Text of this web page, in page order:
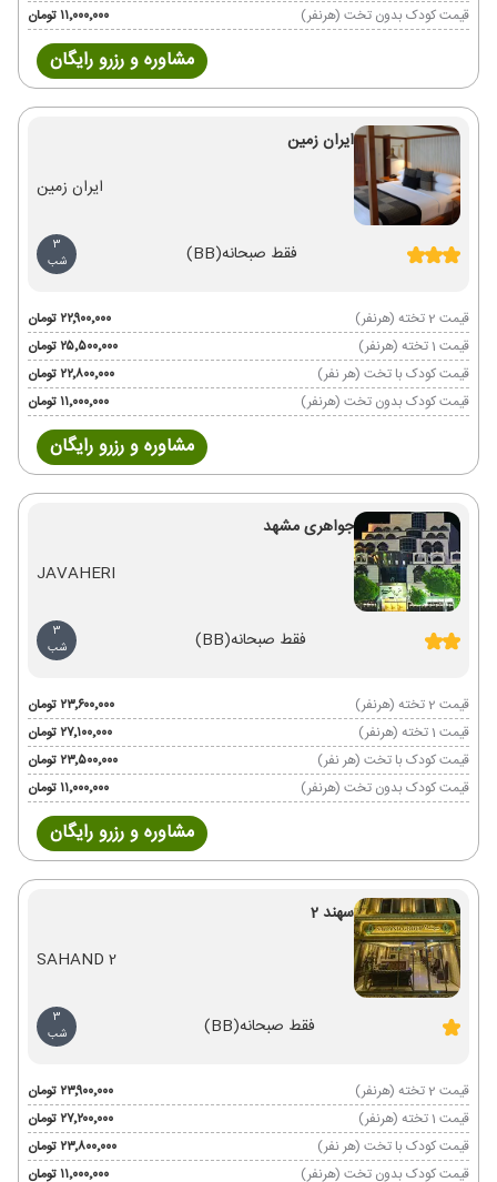
قیمت کودک بدون تخت (هرنفر)
۱۱٬۰۰۰٬۰۰۰ تومان
مشاوره و رزرو رایگان
ایران زمین
ایران زمین
فقط صبحانه(BB)
3
شب
قیمت 2 تخته (هرنفر)
۲۲٬۹۰۰٬۰۰۰ تومان
قیمت 1 تخته (هرنفر)
۲۵٬۵۰۰٬۰۰۰ تومان
قیمت کودک با تخت (هر نفر)
۲۲٬۸۰۰٬۰۰۰ تومان
قیمت کودک بدون تخت (هرنفر)
۱۱٬۰۰۰٬۰۰۰ تومان
مشاوره و رزرو رایگان
جواهری مشهد
JAVAHERI
فقط صبحانه(BB)
3
شب
قیمت 2 تخته (هرنفر)
۲۳٬۶۰۰٬۰۰۰ تومان
قیمت 1 تخته (هرنفر)
۲۷٬۱۰۰٬۰۰۰ تومان
قیمت کودک با تخت (هر نفر)
۲۳٬۵۰۰٬۰۰۰ تومان
قیمت کودک بدون تخت (هرنفر)
۱۱٬۰۰۰٬۰۰۰ تومان
مشاوره و رزرو رایگان
سهند 2
SAHAND 2
فقط صبحانه(BB)
3
شب
قیمت 2 تخته (هرنفر)
۲۳٬۹۰۰٬۰۰۰ تومان
قیمت 1 تخته (هرنفر)
۲۷٬۲۰۰٬۰۰۰ تومان
قیمت کودک با تخت (هر نفر)
۲۳٬۸۰۰٬۰۰۰ تومان
قیمت کودک بدون تخت (هرنفر)
۱۱٬۰۰۰٬۰۰۰ تومان